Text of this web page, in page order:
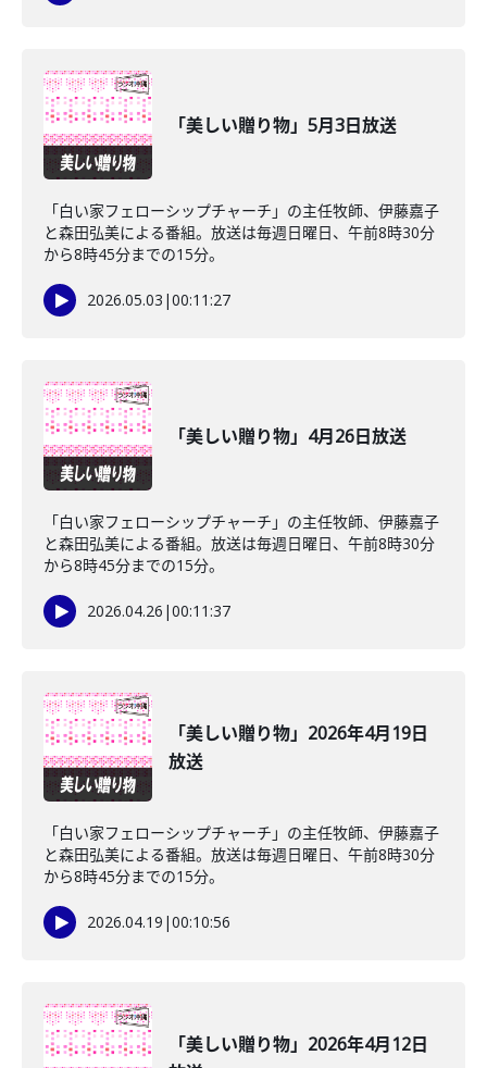
「美しい贈り物」5月3日放送
「白い家フェローシップチャーチ」の主任牧師、伊藤嘉子
と森田弘美による番組。放送は毎週日曜日、午前8時30分
から8時45分までの15分。
2026.05.03 |00:11:27
「美しい贈り物」4月26日放送
「白い家フェローシップチャーチ」の主任牧師、伊藤嘉子
と森田弘美による番組。放送は毎週日曜日、午前8時30分
から8時45分までの15分。
2026.04.26 |00:11:37
「美しい贈り物」2026年4月19日
放送
「白い家フェローシップチャーチ」の主任牧師、伊藤嘉子
と森田弘美による番組。放送は毎週日曜日、午前8時30分
から8時45分までの15分。
2026.04.19 |00:10:56
「美しい贈り物」2026年4月12日